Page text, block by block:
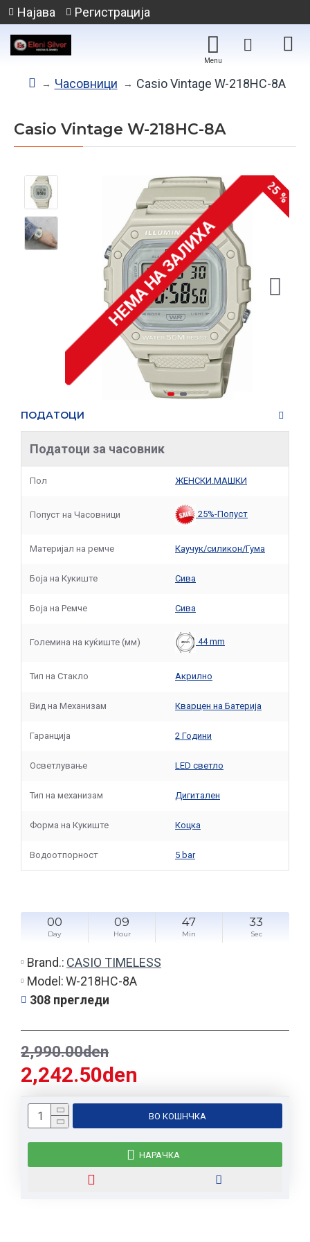
Најава Регистрација
Часовници Casio Vintage W-218HC-8A
Casio Vintage W-218HC-8A
-25 %
НЕМА НА ЗАЛИХА
ПОДАТОЦИ
Податоци за часовник
Пол ЖЕНСКИ.МАШКИ
Попуст на Часовници 25%-Попуст
Материјал на ремче Каучук/силикон/Гума
Боја на Кукиште Сива
Боја на Ремче Сива
Големина на куќиште (мм) 44 mm
Тип на Стакло Акрилно
Вид на Механизам Кварцен на Батерија
Гаранција 2 Години
Осветлување LED светло
Тип на механизам Дигитален
Форма на Кукиште Коцка
Водоотпорност 5 bar
00
Day
09
Hour
47
Min
33
Sec
2,990.00den
2,242.50den
Brand.: CASIO TIMELESS
Model:W-218HC-8A
308 прегледи
ВО КОШНЧКА
НАРАЧКА